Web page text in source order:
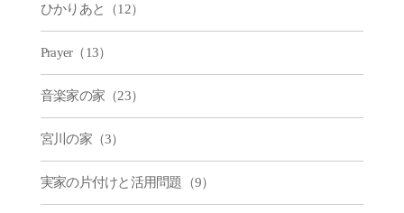
ひかりあと（12）
Prayer（13）
音楽家の家（23）
宮川の家（3）
実家の片付けと活用問題（9）